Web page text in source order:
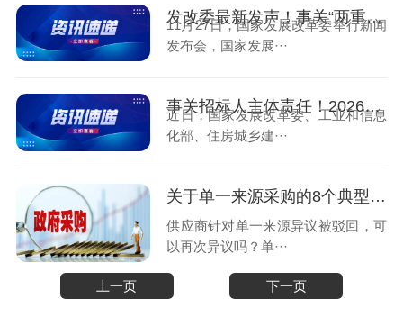
发改委最新发声！事关“两重”建设、“人工智能+招投标”！
11月27日，国家发展改革委举行新闻
发布会，国家发展···
事关招标人主体责任！2026年1月1日起实施！
近日，国家发展改革委、工业和信息
化部、住房城乡建···
关于单一来源采购的8个典型问答
供应商针对单一来源异议被驳回，可
以再次异议吗？单···
上一页 下一页